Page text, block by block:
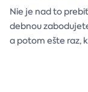
Nie je nad to
debnou
a potom ešte raz,
Vonkajšie